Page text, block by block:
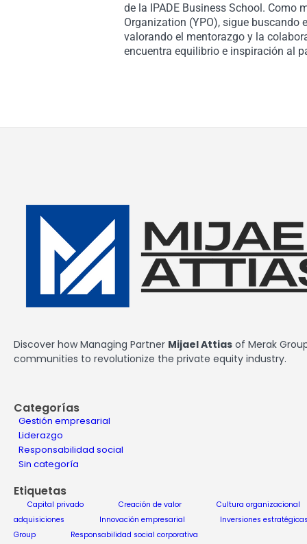
de la IPADE Business School. Como
Organization (YPO), sigue buscando
valorando el mentorazgo y la
encuentra equilibrio e inspiración al
Discover how Managing Partner Mijael Attias of Merak
communities to revolutionize the private equity industry.
Categorías
Gestión empresarial
Liderazgo
Responsabilidad social
Sin categoría
Etiquetas
Capital privado Creación de valor
Cultura organizacional
adquisiciones
Innovación empresarial
Inversiones
Group
Responsabilidad social corporativa